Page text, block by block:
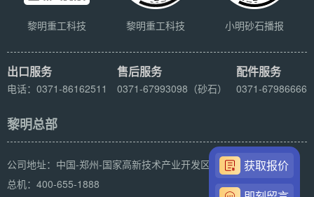
黎明重工科技 黎明重工科技 小明砂石播报
出口服务
电话：0371-86162511
售后服务
0371-67993098（砂石）
配件服务
0371-67986666
黎明总部
公司地址：中国-郑州-国家高新技术产业开发区科学大道169号
总机：400-655-1888
获取报价